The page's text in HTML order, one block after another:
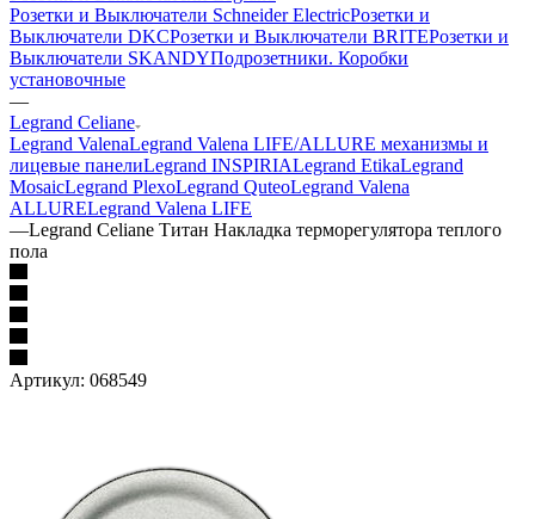
Розетки и Выключатели Schneider ElectricРозетки и
Выключатели DKCРозетки и Выключатели BRITEРозетки и
Выключатели SKANDYПодрозетники. Коробки
установочные
—
Legrand Celiane
Legrand ValenaLegrand Valena LIFE/ALLURE механизмы и
лицевые панелиLegrand INSPIRIALegrand EtikaLegrand
MosaicLegrand PlexoLegrand QuteoLegrand Valena
ALLURELegrand Valena LIFE
—Legrand Celiane Титан Накладка терморегулятора теплого
пола
Артикул: 068549